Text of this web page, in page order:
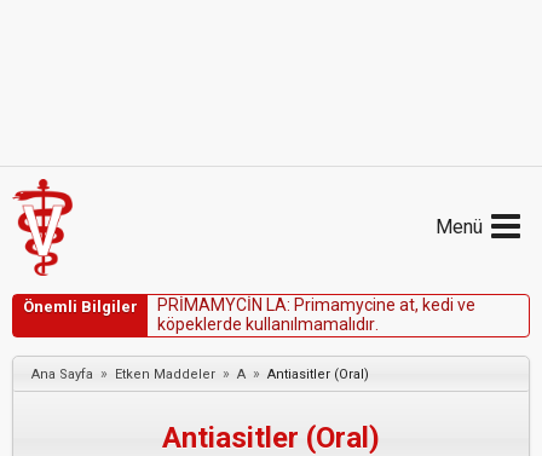
Menü
Önemli Bilgiler PRİMAMYCİN LA: Primamycine at, kedi ve
köpekerde ku anı mama ıdır
Ana Sayfa » Etken Maddeler » A » Antiasitler (Oral)
Antiasitler (Oral)